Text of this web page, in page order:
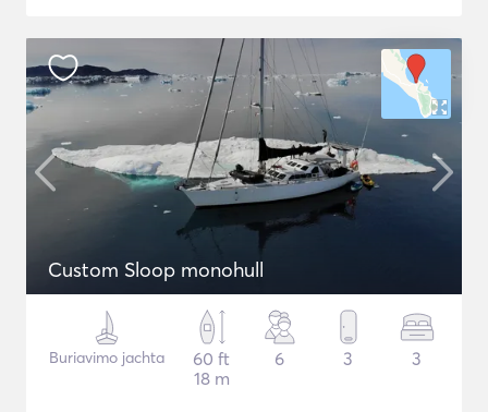
Custom Sloop monohull
Buriavimo jachta
60 ft
18 m
6 3 3